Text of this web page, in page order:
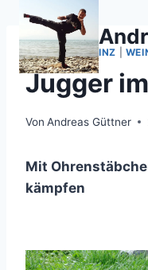
Zum
springen
JUGGER|RONINZ
Jugger
Von Andreas Güttner
Mit
kämpfen